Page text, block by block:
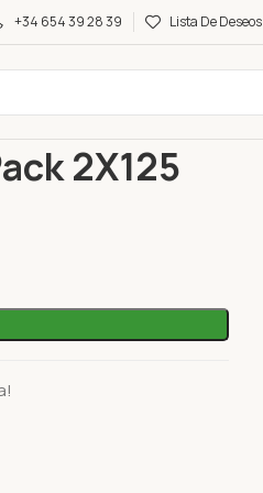
+34 654 39 28 39 Lista De Deseos
2X125